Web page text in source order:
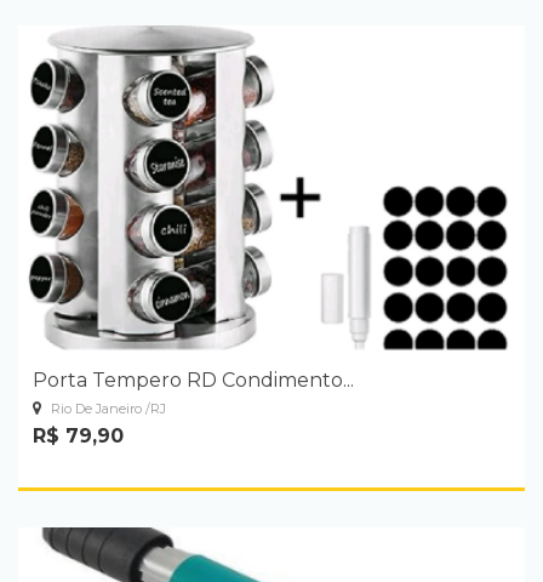
Porta Tempero RD Condimento...
Rio De Janeiro /RJ
R$ 79,90